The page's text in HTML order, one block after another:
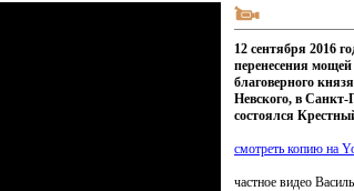
12 сентября 2016
перенесения мощей
благоверного
Невского, в Санкт-
состоялся
смотреть копию на
частное видео